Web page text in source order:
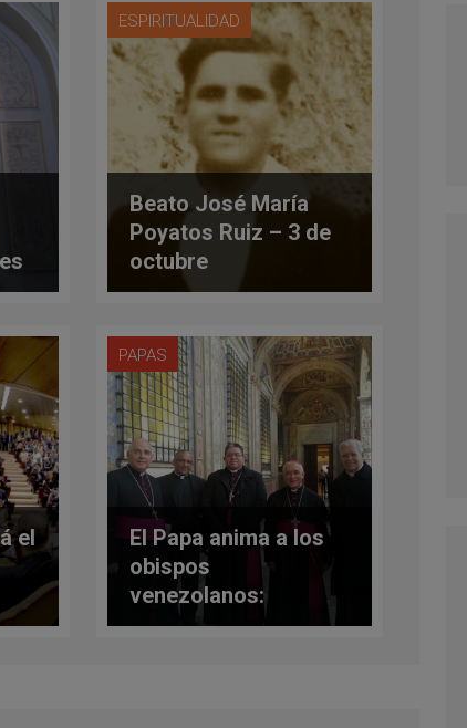
ESPIRITUALIDAD
Beato José María
Poyatos Ruiz – 3 de
octubre
el
PAPAS
El Papa anima a los
obispos
venezolanos:
'Promuevan el